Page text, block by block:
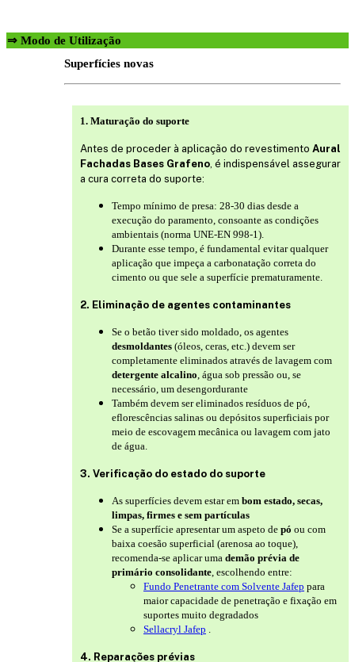
⇒ Modo de Utilização
Superfícies novas
1. Maturação do suporte
Antes de proceder à aplicação do revestimento Aural
Fachadas Bases Grafeno , é indispensável assegurar
a cura correta do suporte:
Tempo mínimo de presa: 28-30 dias desde a
execução do paramento, consoante as condições
ambientais (norma UNE-EN 998-1).
Durante esse tempo, é fundamental evitar qualquer
aplicação que impeça a carbonatação correta do
cimento ou que sele a superfície prematuramente.
2. Eliminação de agentes contaminantes
Se o betão tiver sido moldado, os agentes
desmoldantes (óleos, ceras, etc.) devem ser
completamente eliminados através de lavagem com
detergente alcalino , água sob pressão ou, se
necessário, um desengordurante
Também devem ser eliminados resíduos de pó,
eflorescências salinas ou depósitos superficiais por
meio de escovagem mecânica ou lavagem com jato
de água.
3. Verificação do estado do suporte
As superfícies devem estar em bom estado, secas,
limpas, firmes e sem partículas
Se a superfície apresentar um aspeto de pó ou com
baixa coesão superficial (arenosa ao toque),
recomenda-se aplicar uma demão prévia de
primário consolidante , escolhendo entre:
Fundo Penetrante com Solvente Jafep para
maior capacidade de penetração e fixação em
suportes muito degradados
Sellacryl Jafep
4. Reparações prévias